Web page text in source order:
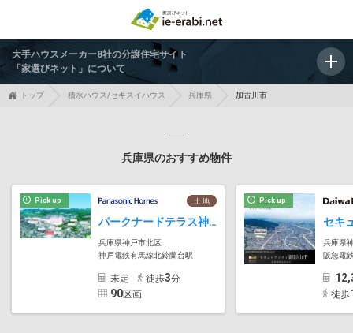
大手ハウスメーカー8社の分譲住宅サイト
「家選びネット」について
トップ 積水ハウス/セキスイハウス 兵庫県 加古川市
兵庫県のおすすめ物件
Pick up 土 地
パークナードテラス神戸北鈴蘭台スプリングス（建築条件付）
兵庫県神戸市北区
神戸電鉄有馬線北鈴蘭台駅
未定 徒歩3分
90区画
Pick up
兵庫県
阪急電
徒歩